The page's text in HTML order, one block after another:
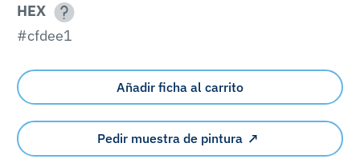
HEX
#cfdee1
Añadir ficha al carrito
Pedir muestra de pintura